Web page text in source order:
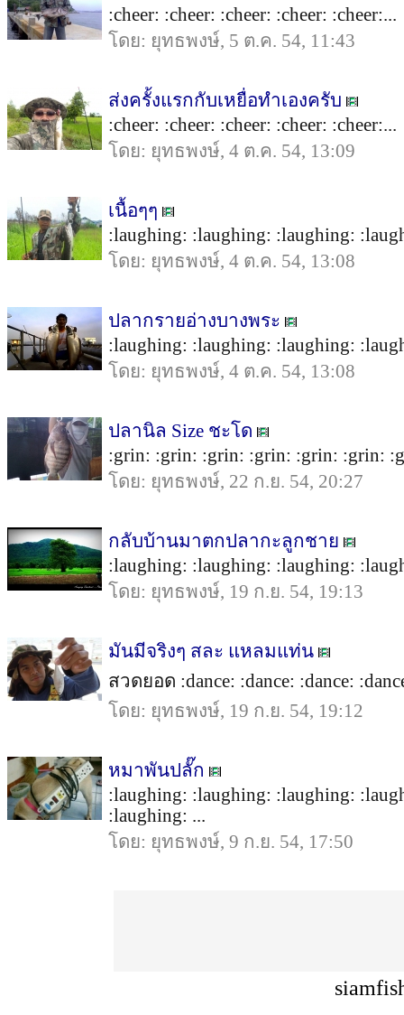
:cheer: :cheer: :cheer: :cheer: :cheer:...
โดย: ยุทธพงษ์, 5 ต.ค. 54, 11:43
ส่งครั้งแรกกับเหยื่อทำเองครับ
:cheer: :cheer: :cheer: :cheer: :cheer:...
โดย: ยุทธพงษ์, 4 ต.ค. 54, 13:09
เนื้อๆๆ
:laughing: :laughing: :laughing:
โดย: ยุทธพงษ์, 4 ต.ค. 54, 13:08
ปลากรายอ่างบางพระ
:laughing: :laughing: :laughing:
โดย: ยุทธพงษ์, 4 ต.ค. 54, 13:08
ปลานิล Size ชะโด
:grin: :grin: :grin: :grin: :grin: :grin:
โดย: ยุทธพงษ์, 22 ก.ย. 54, 20:27
กลับบ้านมาตกปลากะลูกชาย
:laughing: :laughing: :laughing:
โดย: ยุทธพงษ์, 19 ก.ย. 54, 19:13
มันมีจริงๆ สละ แหลมแท่น
สวดยอด :dance: :dance: :dance:
โดย: ยุทธพงษ์, 19 ก.ย. 54, 19:12
หมาพันปลั๊ก
:laughing: :laughing: :laughing:
:laughing: ...
โดย: ยุทธพงษ์, 9 ก.ย. 54, 17:50